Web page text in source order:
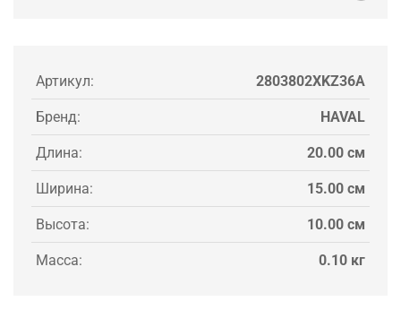
Артикул: 2803802XKZ36A
Бренд: HAVAL
Длина: 20.00 см
Ширина: 15.00 см
Высота: 10.00 см
Масса: 0.10 кг